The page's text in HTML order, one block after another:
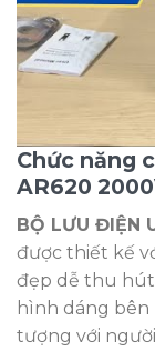
Chức năng
AR620
BỘ LƯU ĐIỆN
được thiết kế
đẹp dễ thu hút
hình dáng bên
tượng với